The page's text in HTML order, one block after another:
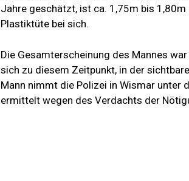
Jahre geschätzt, ist ca. 1,75m bis
Plastiktüte bei sich.
Die Gesamterscheinung des Mannes
sich zu diesem Zeitpunkt, in der
Mann nimmt die Polizei in Wismar unter
ermittelt wegen des Verdachts der